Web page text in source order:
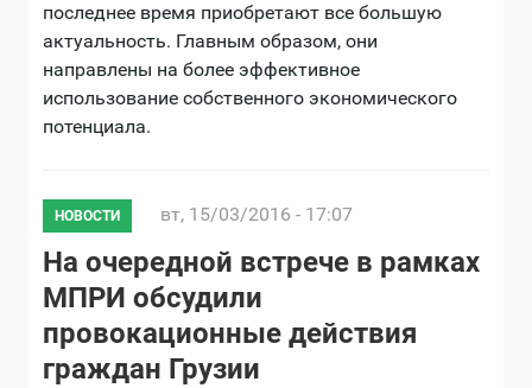
последнее время приобретают все большую
актуальность. Главным образом, они
направлены на более эффективное
использование собственного экономического
потенциала.
НОВОСТИ вт, 15/03/2016 - 17:07
На очередной встрече в рамках
МПРИ обсудили
провокационные действия
граждан Грузии